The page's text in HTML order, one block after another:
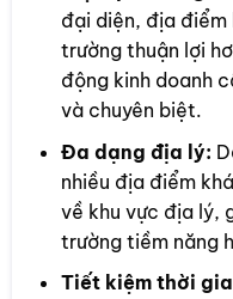
đại diện, địa điểm
trường thuận lợi
động kinh doanh
và chuyên biệt.
Đa dạng địa lý:
nhiều địa điểm
về khu vực địa lý,
trường tiềm năng
Tiết kiệm thời